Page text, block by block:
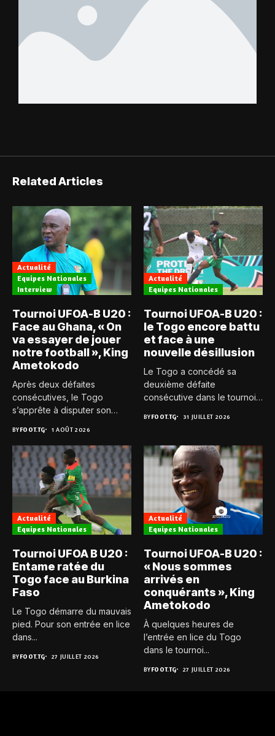
Related Articles
Actualité
Equipes Nationales
Interview
Tournoi UFOA-B U20 :
Face au Ghana, « On
va essayer de jouer
notre football », King
Ametokodo
Après deux défaites
consécutives, le Togo
s’apprête à disputer son
BYFOOT.TG 1 AOÛT 2026
Actualité
Equipes Nationales
Tournoi UFOA-B U20 :
le Togo encore battu
et face à une
nouvelle désillusion
Le Togo a concédé sa
deuxième défaite
consécutive dans le tournoi
BYFOOT.TG 31 JUILLET 2026
Actualité
Equipes Nationales
Tournoi UFOA B U20 :
Entame ratée du
Togo face au Burkina
Faso
Le Togo démarre du mauvais
pied. Pour son entrée en lice
dans...
BYFOOT.TG 27 JUILLET 2026
Actualité
Equipes Nationales
Tournoi UFOA-B U20 :
« Nous sommes
arrivés en
conquérants », King
Ametokodo
À quelques heures de
l’entrée en lice du Togo
dans le tournoi...
BYFOOT.TG 27 JUILLET 2026